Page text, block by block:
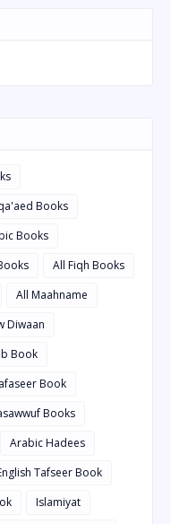
Books
Books
All Fiqh Books
All Maahname
Diwaan
Book
Book
Books
Arabic Hadees
Tafseer Book
Islamiyat